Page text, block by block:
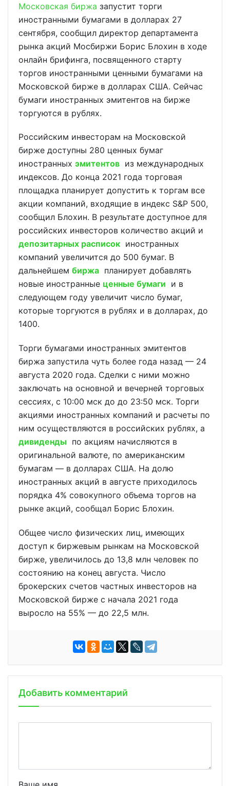
Московская биржа запустит торги
иностранными бумагами в долларах 27
сентября, сообщил директор департамента
рынка акций Мосбиржи Борис Блохин в ходе
онлайн брифинга, посвященного старту
торгов иностранными ценными бумагами на
Московской бирже в долларах США. Сейчас
бумаги иностранных эмитентов на бирже
торгуются в рублях.
Российским инвесторам на Московской
бирже доступны 280 ценных бумаг
иностранных эмитентов из международных
индексов. До конца 2021 года торговая
площадка планирует допустить к торгам все
акции компаний, входящие в индекс S&P 500,
сообщил Блохин. В результате доступное для
российских инвесторов количество акций и
депозитарных расписок иностранных
компаний увеличится до 500 бумаг. В
дальнейшем биржа планирует добавлять
новые иностранные ценные бумаги и в
следующем году увеличит число бумаг,
которые торгуются в рублях и в долларах, до
1400.
Торги бумагами иностранных эмитентов
биржа запустила чуть более года назад — 24
августа 2020 года. Сделки с ними можно
заключать на основной и вечерней торговых
сессиях, с 10:00 мск до до 23:50 мск. Торги
акциями иностранных компаний и расчеты по
ним осуществляются в российских рублях, а
дивиденды по акциям начисляются в
оригинальной валюте, по американским
бумагам — в долларах США. На долю
иностранных акций в августе приходилось
порядка 4% совокупного объема торгов на
рынке акций, сообщал Борис Блохин.
Общее число физических лиц, имеющих
доступ к биржевым рынкам на Московской
бирже, увеличилось до 13,8 млн человек по
состоянию на конец августа. Число
брокерских счетов частных инвесторов на
Московской бирже с начала 2021 года
выросло на 55% — до 22,5 млн.
Добавить комментарий